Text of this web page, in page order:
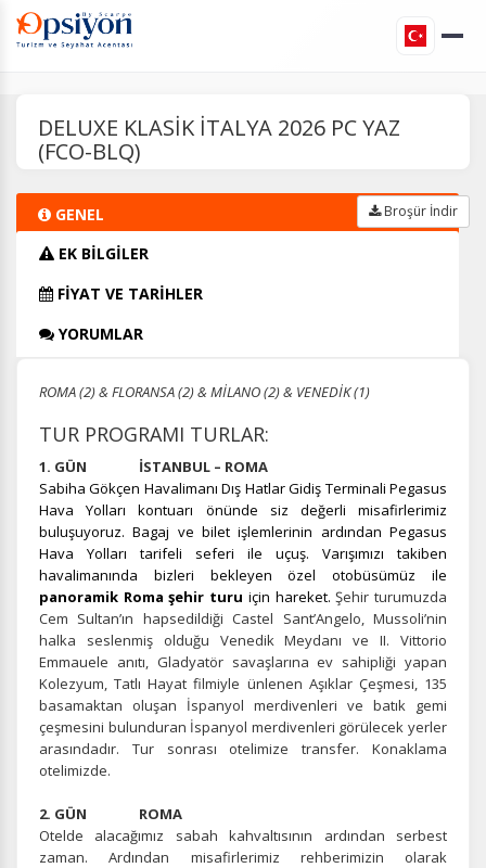
DELUXE KLASİK İTALYA 2026 PC YAZ
(FCO-BLQ)
GENEL
EK BİLGİLER
FİYAT VE TARİHLER
YORUMLAR
Broşür İndir
ROMA (2) & FLORANSA (2) & MİLANO (2) & VENEDİK (1)
TUR PROGRAMI TURLAR:
1. GÜN İSTANBUL – ROMA
Sabiha Gökçen Havalimanı Dış Hatlar Gidiş Terminali Pegasus
Hava Yolları kontuarı önünde siz değerli misafirlerimiz
buluşuyoruz. Bagaj ve bilet işlemlerinin ardından Pegasus
Hava Yolları tarifeli seferi ile uçuş. Varışımızı takiben
havalimanında bizleri bekleyen özel otobüsümüz ile
panoramik Roma şehir turu için hareket.Şehir turumuzda
Cem Sultan’ın hapsedildiği Castel Sant’Angelo, Mussoli’nin
halka seslenmiş olduğu Venedik Meydanı ve II. Vittorio
Emmauele anıtı, Gladyatör savaşlarına ev sahipliği yapan
Kolezyum, Tatlı Hayat filmiyle ünlenen Aşıklar Çeşmesi, 135
basamaktan oluşan İspanyol merdivenleri ve batık gemi
çeşmesini bulunduran İspanyol merdivenleri görülecek yerler
arasındadır. Tur sonrası otelimize transfer. Konaklama
otelimizde.
2. GÜN ROMA
Otelde alacağımız sabah kahvaltısının ardından serbest
zaman. Ardından misafirlerimiz rehberimizin olarak